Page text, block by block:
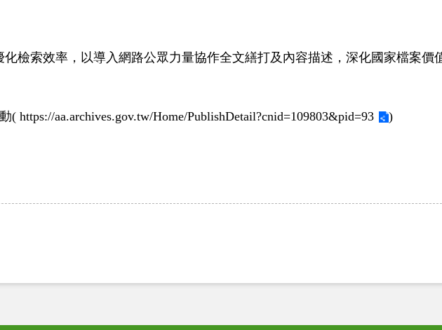
檢索效率，以導入網路公眾力量協作全文繕打及內容描述，深化國家檔案價
( https://aa.archives.gov.tw/Home/PublishDetail?cnid=109803&pid=93 )